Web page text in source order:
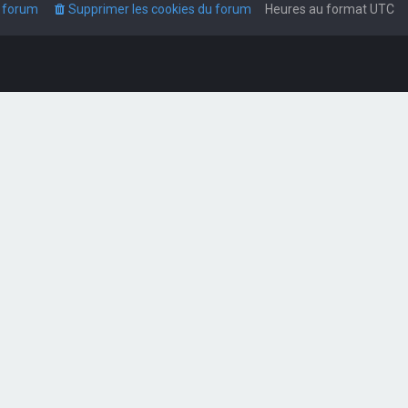
Heures au formatUTC
Supprimer les cookies du forum
forum